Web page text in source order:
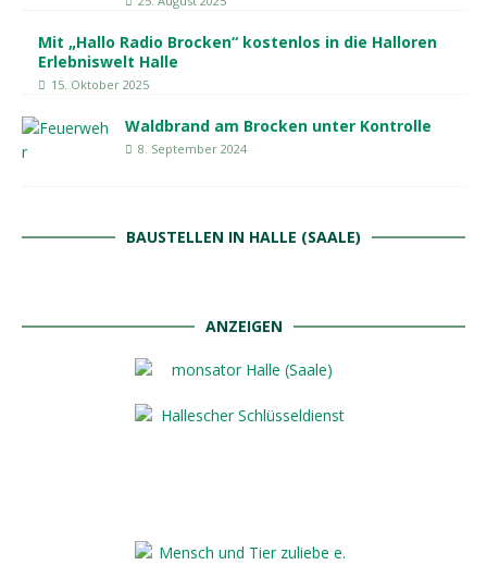
Mit „Hallo Radio Brocken“ kostenlos in die Halloren
Erlebniswelt Halle
15. Oktober 2025
Waldbrand am Brocken unter Kontrolle
8. September 2024
BAUSTELLEN IN HALLE (SAALE)
ANZEIGEN